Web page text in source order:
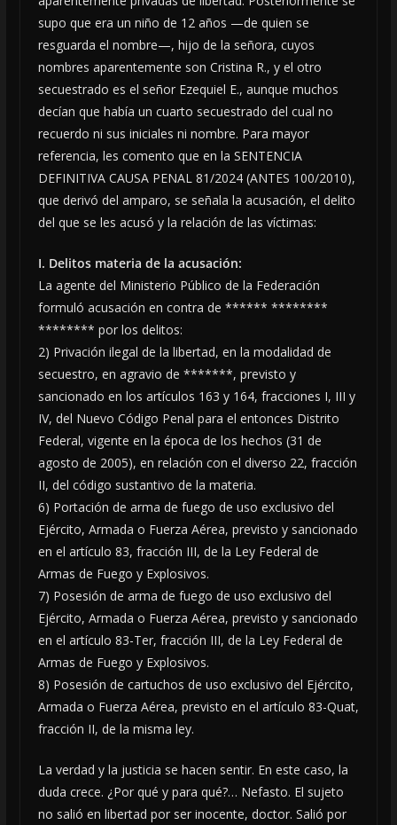
supo que era un niño de 12 años —de quien se
resguarda el nombre—, hijo de la señora, cuyos
nombres aparentemente son Cristina R., y el otro
secuestrado es el señor Ezequiel E., aunque muchos
decían que había un cuarto secuestrado del cual no
recuerdo ni sus iniciales ni nombre. Para mayor
referencia, les comento que en la SENTENCIA
DEFINITIVA CAUSA PENAL 81/2024 (ANTES 100/2010),
que derivó del amparo, se señala la acusación, el delito
del que se les acusó y la relación de las víctimas:
I. Delitos materia de la acusación:
La agente del Ministerio Público de la Federación
formuló acusación en contra de ****** ********
******** por los delitos:
2) Privación ilegal de la libertad, en la modalidad de
secuestro, en agravio de *******, previsto y
sancionado en los artículos 163 y 164, fracciones I, III y
IV, del Nuevo Código Penal para el entonces Distrito
Federal, vigente en la época de los hechos (31 de
agosto de 2005), en relación con el diverso 22, fracción
II, del código sustantivo de la materia.
6) Portación de arma de fuego de uso exclusivo del
Ejército, Armada o Fuerza Aérea, previsto y sancionado
en el artículo 83, fracción III, de la Ley Federal de
Armas de Fuego y Explosivos.
7) Posesión de arma de fuego de uso exclusivo del
Ejército, Armada o Fuerza Aérea, previsto y sancionado
en el artículo 83-Ter, fracción III, de la Ley Federal de
Armas de Fuego y Explosivos.
8) Posesión de cartuchos de uso exclusivo del Ejército,
Armada o Fuerza Aérea, previsto en el artículo 83-Quat,
fracción II, de la misma ley.
La verdad y la justicia se hacen sentir. En este caso, la
duda crece. ¿Por qué y para qué?… Nefasto. El sujeto
no salió en libertad por ser inocente, doctor. Salió por